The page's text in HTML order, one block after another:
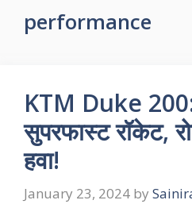
performance
KTM Duke
सुपरफास्ट रॉकेट,
हवा!
January 23, 2024 by